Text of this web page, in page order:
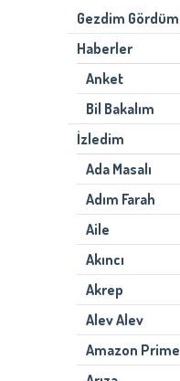
Gezdim Gördüm
Haberler
Anket
Bil Bakalım
İzledim
Ada Masalı
Adım Farah
Aile
Akıncı
Akrep
Alev Alev
Amazon Prime